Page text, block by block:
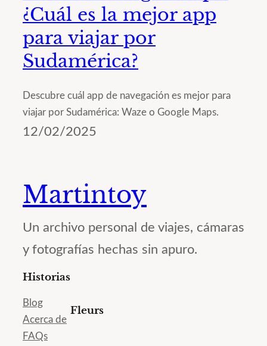
¿Cuál es la mejor app
para viajar por
Sudamérica?
Descubre cuál app de navegación es mejor para
viajar por Sudamérica: Waze o Google Maps.
12/02/2025
Martintoy
Un archivo personal de viajes, cámaras
y fotografías hechas sin apuro.
Historias
Blog
Acerca de
FAQs
Fleurs